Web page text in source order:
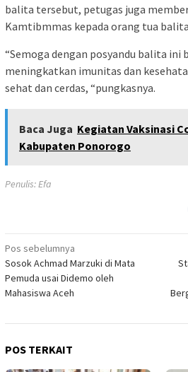
balita tersebut, petugas juga
Kamtibmmas kepada orang tua
“Semoga dengan posyandu balita
meningkatkan imunitas dan
sehat dan cerdas, “pungkasnya.
Baca Juga Kegiatan Vaksinasi
Kabupaten Ponorogo
Penulis: Efa
Navigasi
pos
Pos sebelumnya
Sosok Achmad Marzuki di Mata
Pemuda usai Didemo oleh
Mahasiswa Aceh
POS TERKAIT